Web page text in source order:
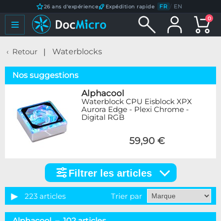
26 ans d'expérience Expédition rapide FR / EN
0
Retour Waterblocks
Nos suggestions
Alphacool
Waterblock CPU Eisblock XPX
Aurora Edge - Plexi Chrome -
Digital RGB
59,90 €
articles
Catégorie
Filtrer les articles
223 articles Trier par